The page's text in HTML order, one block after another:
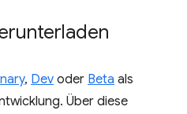
, Dev oder Beta als
Über diese